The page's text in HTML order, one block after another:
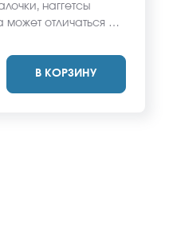
наггетсы
отличаться от
В КОРЗИНУ